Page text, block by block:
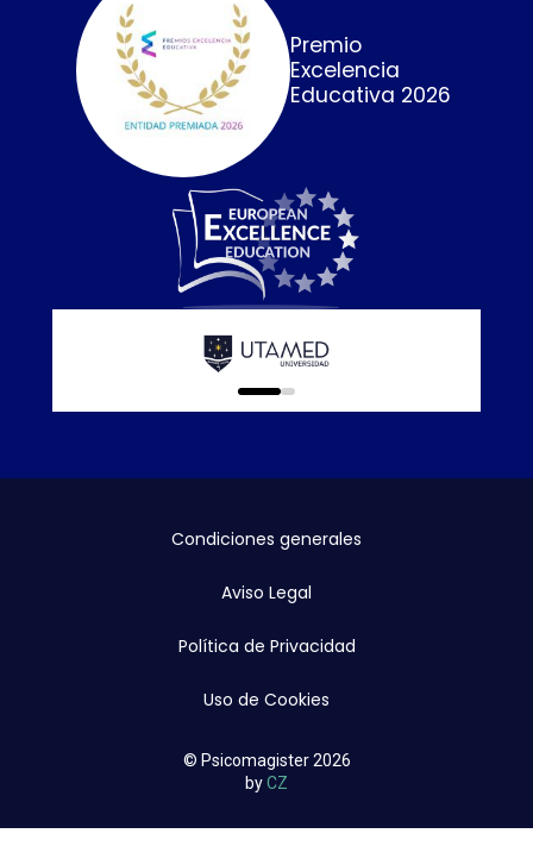
Premio
Excelencia
Educativa 2026
0
1
Condiciones generales
Aviso Legal
Política de Privacidad
Uso de Cookies
© Psicomagister 2026
byCZ